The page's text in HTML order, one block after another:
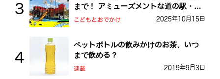
まで！ アミューズメントな道の駅・お
おとう桜街道
こどもとおでかけ 2025年10月15日
ペットボトルの飲みかけのお茶、いつ
まで飲める？
連載 2019年9月3日